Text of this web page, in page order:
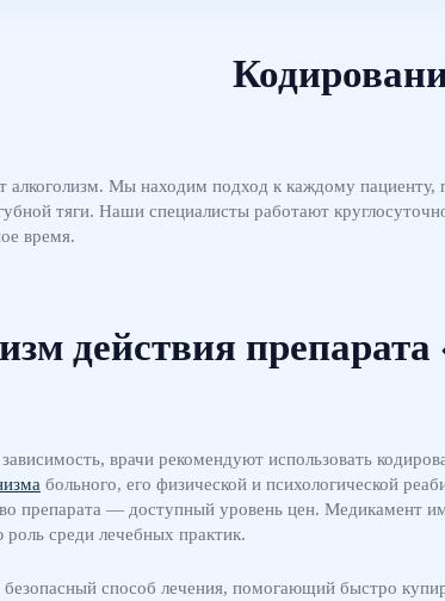
алкоголизм. Мы находим подход к каждому пациенту,
тяги. Наши специалисты работают
время.
действия
врачи рекомендуют использовать
больного, его физической и психологической
препарата — доступный уровень цен. Медикамент
среди лечебных практик.
способ лечения, помогающий быстро